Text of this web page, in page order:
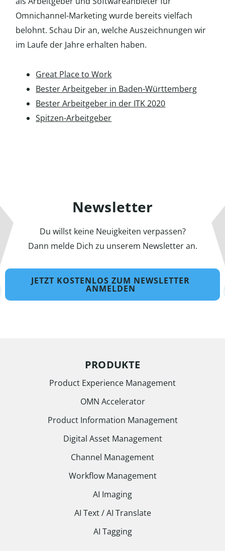
Omnichannel-Marketing wurde bereits vielfach
belohnt. Schau Dir an, welche Auszeichnungen wir
im Laufe der Jahre erhalten haben.
Great Place to Work
Bester Arbeitgeber in Baden-Württemberg
Bester Arbeitgeber in der ITK 2020
Spitzen-Arbeitgeber
Newsletter
Du willst keine Neuigkeiten verpassen?
Dann melde Dich zu unserem Newsletter an.
JETZT KOSTENLOS ZUM NEWSLETTER
ANMELDEN
PRODUKTE
Product Experience Management
OMN Accelerator
Product Information Management
Digital Asset Management
Channel Management
Workflow Management
AI Imaging
AI Text / AI Translate
AI Tagging